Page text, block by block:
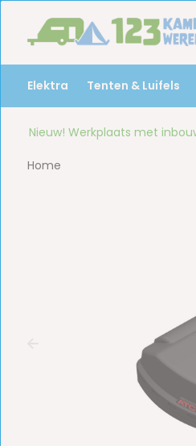
Elektra Tenten & Luifels
Nieuw! Werkplaats met
Home